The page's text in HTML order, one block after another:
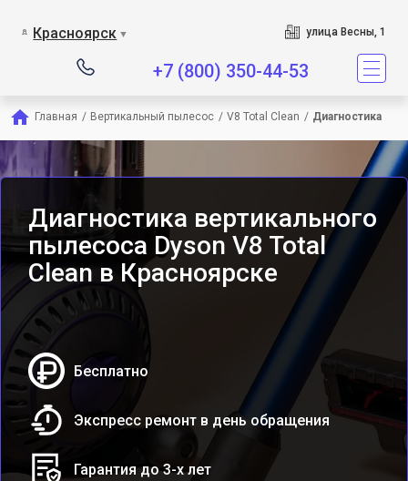
Красноярск ▼ улица Весны, 1
+7 (800) 350-44-53
Главная / Вертикальный пылесос / V8 Total Clean / Диагностика
Диагностика вертикального
пылесоса Dyson V8 Total
Clean в Красноярске
Бесплатно
Экспресс ремонт в день обращения
Гарантия до 3-х лет